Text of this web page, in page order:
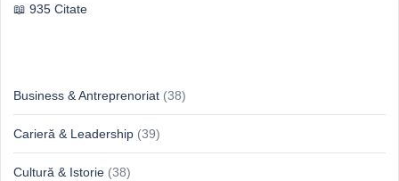
935 Citate
Business & Antreprenoriat (38)
Carieră & Leadership (39)
Cultură & Istorie (38)